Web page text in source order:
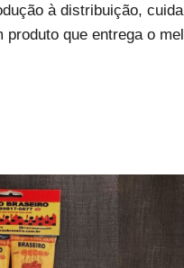
à distribuição,
produto que entrega o